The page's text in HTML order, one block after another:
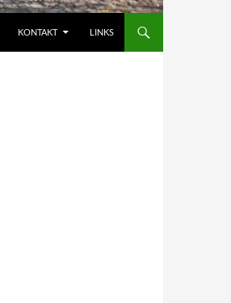
KONTAKT LINKS